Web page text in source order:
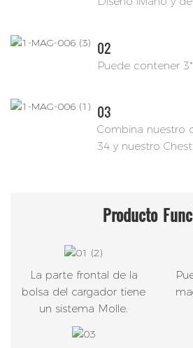
02
Puede contener
03
Combina nuestro
34 y nuestro
Producto
La parte frontal de la
bolsa del cargador tiene
un sistema Molle.